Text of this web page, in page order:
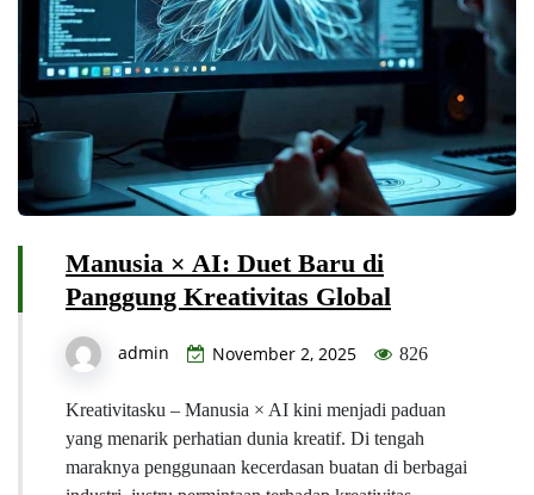
Manusia × AI: Duet Baru di
Panggung Kreativitas Global
admin November 2, 2025 826
Kreativitasku – Manusia × AI kini menjadi paduan
yang menarik perhatian dunia kreatif. Di tengah
maraknya penggunaan kecerdasan buatan di berbagai